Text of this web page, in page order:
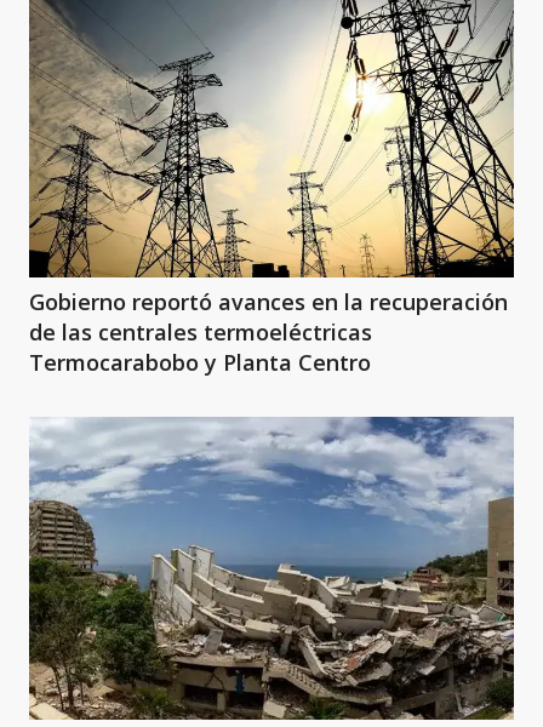
Gobierno reportó avances en la recuperación
de las centrales termoeléctricas
Termocarabobo y Planta Centro